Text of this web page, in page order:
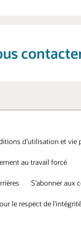
d’utilisation et vie
au travail forcé
S’abonner aux
le respect de l'intégrité